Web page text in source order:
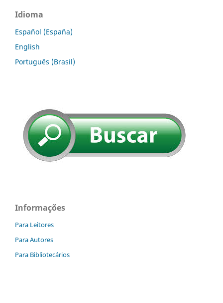
Idioma
Español (España)
English
Português (Brasil)
Informações
Para Leitores
Para Autores
Para Bibliotecários